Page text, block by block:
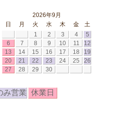
2026年9月
日
月 火 水 木 金
土
1
2 3 4
5
6
7 8 9 10 11
12
13
14 15 16 17 18
19
20
21 22 23 24 25
26
27
28 29 30
み営業 休業日